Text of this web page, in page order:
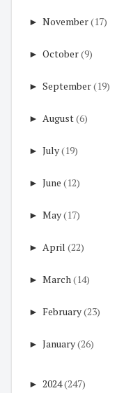
► November(17)
► October(9)
► September(19)
► August(6)
► July(19)
► June (12)
► May(17)
► April (22)
► March(14)
► February(23)
► January(26)
► 2024(247)